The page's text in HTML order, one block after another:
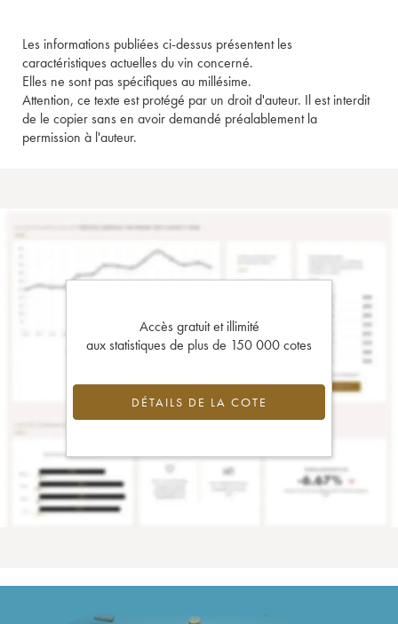
Les informations publiées ci-dessus présentent les
caractéristiques actuelles du vin concerné.
Elles ne sont pas spécifiques au millésime.
Attention, ce texte est protégé par un droit d'auteur. Il est interdit
de le copier sans en avoir demandé préalablement la
permission à l'auteur.
Accès gratuit et illimité
aux statistiques de plus de 150 000 cotes
DÉTAILS DE LA COTE